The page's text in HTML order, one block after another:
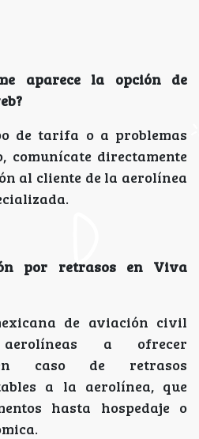
aparece la opción de
de tarifa o a problemas
comunícate directamente
al cliente de la aerolínea
por retrasos en Viva
de aviación civil
a ofrecer
en caso de retrasos
a la aerolínea, que
hasta hospedaje o